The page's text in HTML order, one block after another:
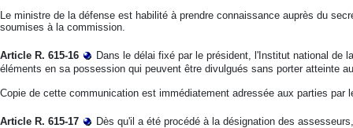
Le ministre de la défense est habilité à prendre connaissance auprès du
soumises à la commission.
Article R. 615-16
Dans le délai fixé par le président, l'Institut national de
éléments en sa possession qui peuvent être divulgués sans porter atteinte
Copie de cette communication est immédiatement adressée aux parties par
Article R. 615-17
Dès qu'il a été procédé à la désignation des